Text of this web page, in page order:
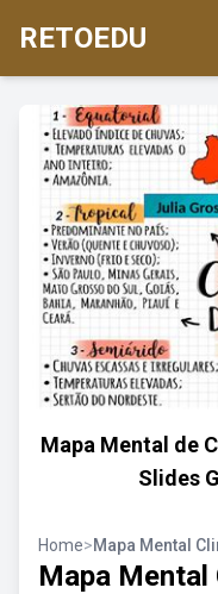
RETOEDU
Mapa Mental de
Slides
Home>Mapa Mental
Mapa Mental